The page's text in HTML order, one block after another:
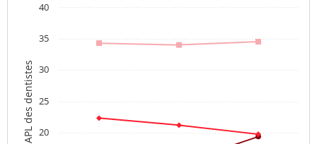
APL des dentistes 20
25
30
35
40